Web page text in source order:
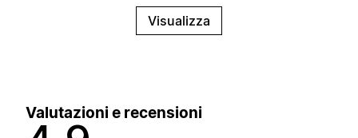
Visualizza
Valutazioni e recensioni